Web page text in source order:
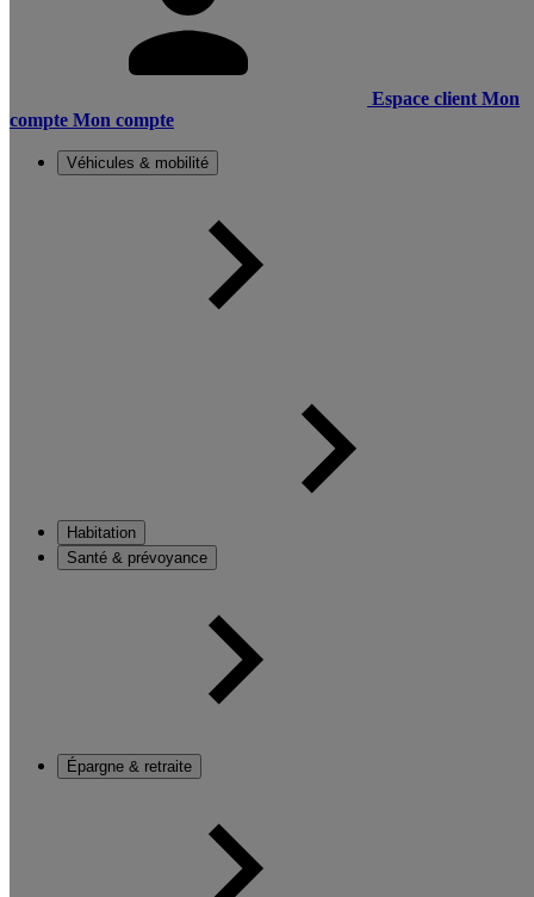
Espace client Mon
compte Mon compte
Véhicules & mobilité
Habitation
Santé & prévoyance
Épargne & retraite